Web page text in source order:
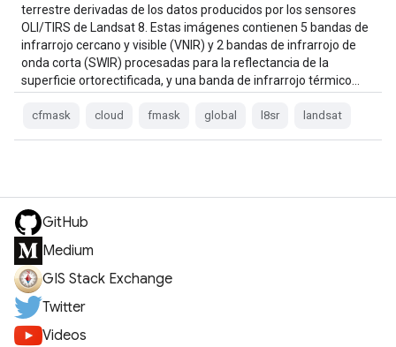
terrestre derivadas de los datos producidos por los sensores
OLI/TIRS de Landsat 8. Estas imágenes contienen 5 bandas de
infrarrojo cercano y visible (VNIR) y 2 bandas de infrarrojo de
onda corta (SWIR) procesadas para la reflectancia de la
superficie ortorectificada, y una banda de infrarrojo térmico…
cfmask cloud fmask global l8sr landsat
GitHub
Medium
GIS Stack Exchange
Twitter
Videos